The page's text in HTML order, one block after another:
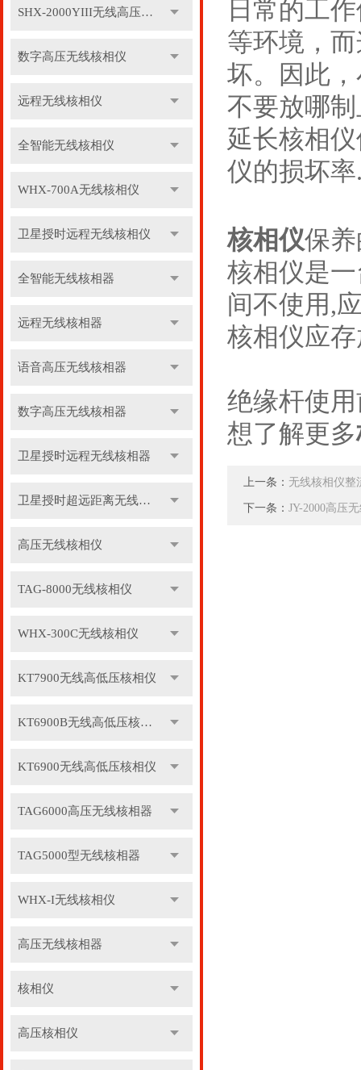
SHX-2000YIII无线高压核相仪
数字高压无线核相仪
远程无线核相仪
全智能无线核相仪
WHX-700A无线核相仪
卫星授时远程无线核相仪
全智能无线核相器
远程无线核相器
语音高压无线核相器
数字高压无线核相器
卫星授时远程无线核相器
卫星授时超远距离无线核相器
高压无线核相仪
TAG-8000无线核相仪
WHX-300C无线核相仪
KT7900无线高低压核相仪
KT6900B无线高低压核相仪
KT6900无线高低压核相仪
TAG6000高压无线核相器
TAG5000型无线核相器
WHX-I无线核相仪
高压无线核相器
核相仪
高压核相仪
日常的工
等环境，
坏。因此
不要放哪
延长核相
仪的损坏率
核相仪保
核相仪是
间不使用,
核相仪应
绝缘杆使
想了解更多
上一条： 无线核相仪整
下一条： JY-2000高压